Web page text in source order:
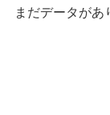
まだデータがあ